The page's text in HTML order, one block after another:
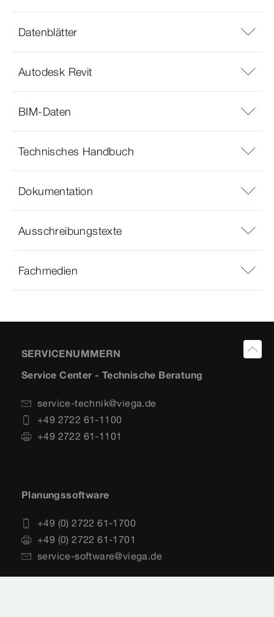
Datenblätter
Autodesk Revit
BIM-Daten
Technisches Handbuch
Dokumentation
Ausschreibungstexte
Fachmedien
SERVICENUMMERN
Service Center - Technische Beratung
service-technik@viega.de
+49 2722 61-1100
+49 2722 61-1101
Planungssoftware
+49 (0) 2722 61-1700
+49 (0) 2722 61-1701
service-software@viega.de